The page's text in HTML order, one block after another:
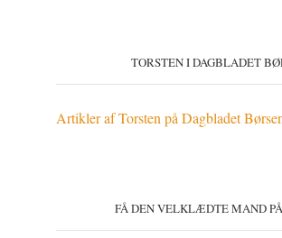
TORSTEN I DAGBLADET
Artikler af Torsten på Dagbladet
FÅ DEN VELKLÆDTE MAND